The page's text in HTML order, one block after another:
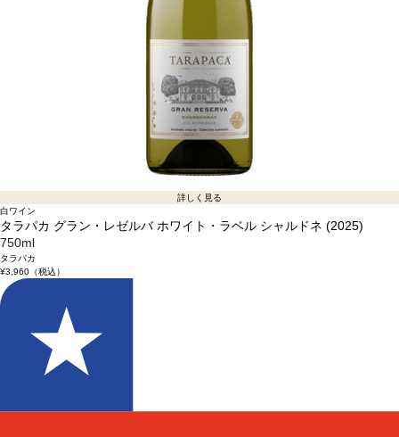
詳しく見る
白ワイン
タラパカ グラン・レゼルバ ホワイト・ラベル シャルドネ (2025)
750ml
タラパカ
¥3,960（税込）